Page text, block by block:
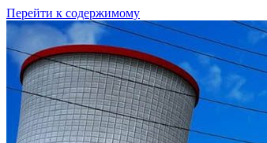
Перейти к содержимому